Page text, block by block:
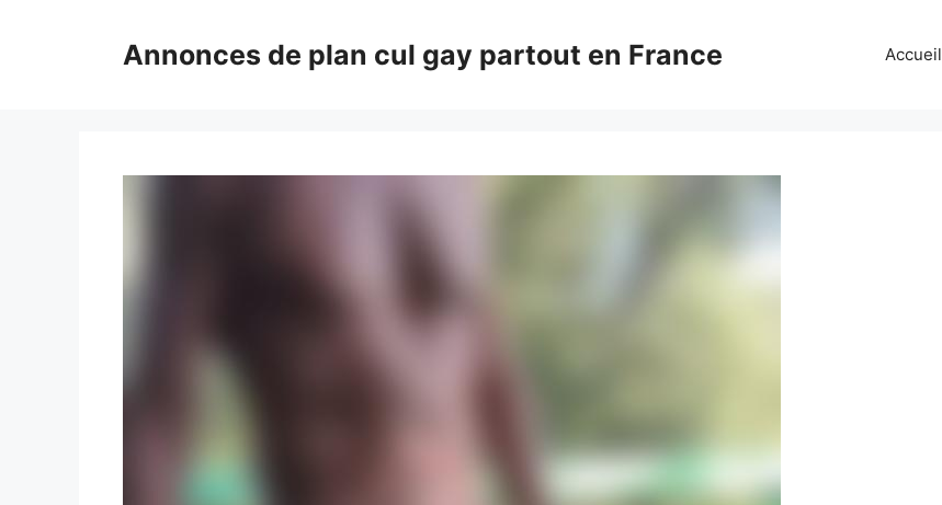
Annonces de plan cul gay partout en France Accueil